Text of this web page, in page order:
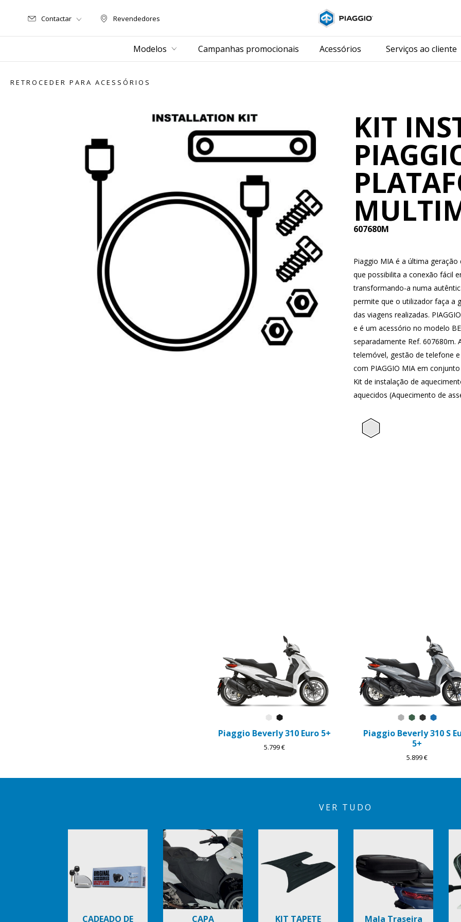
Revendedores
Revendedores
Contactar
Modelos Campanhas promocionais Acessórios Serviços ao cliente
RETROCEDER PARA ACESSÓRIOS
KIT
607680M
Piaggio MIA é a última
que possibilita a conexão fácil
transformando-a numa
permite que o utilizador faça a
das viagens realizadas.
e é um acessório no modelo
separadamente Ref. 607680m.
telemóvel, gestão de telefone
com PIAGGIO MIA em
Kit de instalação de
aquecidos (Aquecimento de
Branco Luna
Piaggio Beverly 310 Euro 5+
5.799 €
Grigio Mercurio
Verde Jungle
Preto
Piaggio Beverly 310 S
5+
5.899 €
VER TUDO
CADEADO DE
CAPA
KIT TAPETE
Mala Traseira
Item